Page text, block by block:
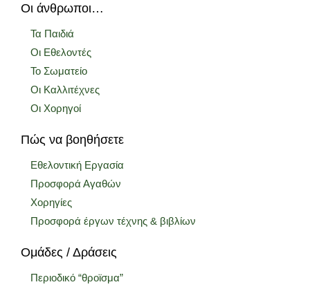
Οι άνθρωποι…
Τα Παιδιά
Οι Εθελοντές
Το Σωματείο
Οι Καλλιτέχνες
Οι Χορηγοί
Πώς να βοηθήσετε
Εθελοντική Εργασία
Προσφορά Αγαθών
Χορηγίες
Προσφορά έργων τέχνης & βιβλίων
Ομάδες / Δράσεις
Περιοδικό “θροϊσμα”